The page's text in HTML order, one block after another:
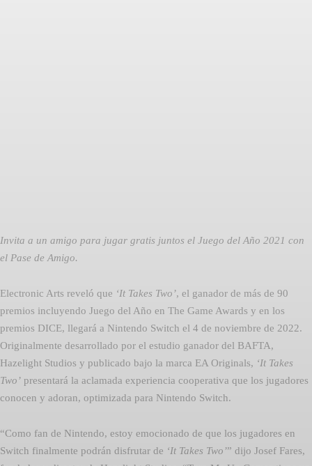
Invita a un amigo para jugar gratis juntos el Juego del Año 2021 con
el Pase de Amigo.
Electronic Arts reveló que ‘It Takes Two’, el ganador de más de 90
premios incluyendo Juego del Año en The Game Awards y en los
premios DICE, llegará a Nintendo Switch el 4 de noviembre de 2022.
Originalmente desarrollado por el estudio ganador del BAFTA,
Hazelight Studios y publicado bajo la marca EA Originals, ‘It Takes
Two’ presentará la aclamada experiencia cooperativa que los jugadores
conocen y adoran, optimizada para Nintendo Switch.
“Como fan de Nintendo, estoy emocionado de que los jugadores en
Switch finalmente podrán disfrutar de ‘It Takes Two’” dijo Josef Fares,